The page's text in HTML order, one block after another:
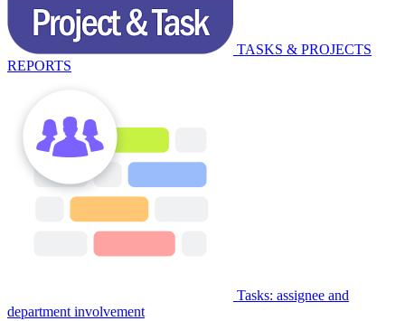
TASKS & PROJECTS
REPORTS
Tasks: assignee and
department involvement